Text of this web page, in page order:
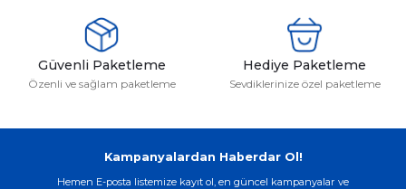
Güvenli Paketleme
Özenli ve sağlam paketleme
Hediye Paketleme
Sevdiklerinize özel paketleme
Kampanyalardan Haberdar Ol!
Hemen E-posta listemize kayıt ol, en güncel kampanyalar ve